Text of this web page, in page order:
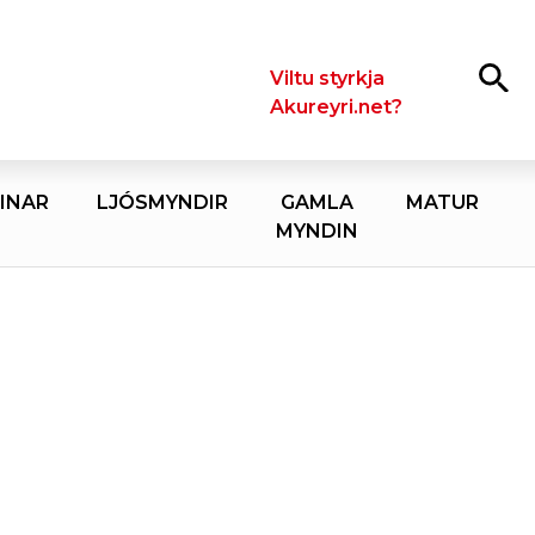
LeitaViltu styrkja
Akureyri.net?
LJÓSMYNDIR
GAMLA
MYNDIN
MATUR